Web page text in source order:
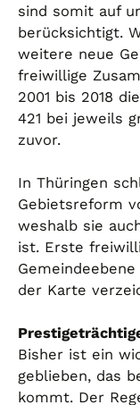
sind somit auf
berücksichtigt.
weitere neue
freiwillige
2001 bis 2018
421 bei jeweils
zuvor.
In Thüringen
Gebietsreform
weshalb sie
ist. Erste
der Karte
Bisher ist ein
geblieben, das
kommt. Der